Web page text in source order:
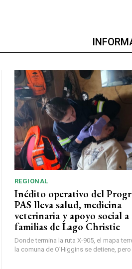
REGIONAL
Inédito operativo del
PAS lleva salud, medicina
veterinaria y apoyo social a
familias de Lago Christie
Donde termina la ruta X-905, el mapa
la comuna de O’Higgins se detiene, pero